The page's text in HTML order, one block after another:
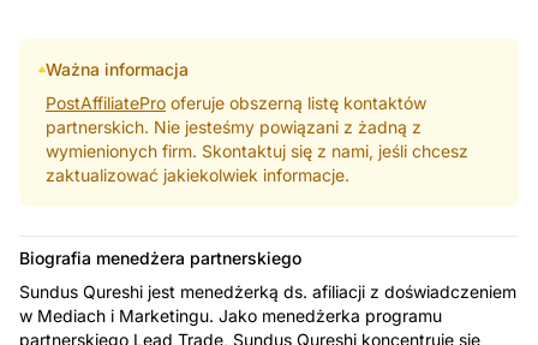
Ważna informacja
PostAffiliatePro oferuje obszerną listę kontaktów
partnerskich. Nie jesteśmy powiązani z żadną z
wymienionych firm. Skontaktuj się z nami, jeśli chcesz
zaktualizować jakiekolwiek informacje.
Biografia menedżera partnerskiego
Sundus Qureshi jest menedżerką ds. afiliacji z doświadczeniem
w Mediach i Marketingu. Jako menedżerka programu
partnerskiego Lead Trade, Sundus Qureshi koncentruje się